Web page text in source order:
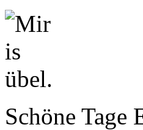
Schöne Tage